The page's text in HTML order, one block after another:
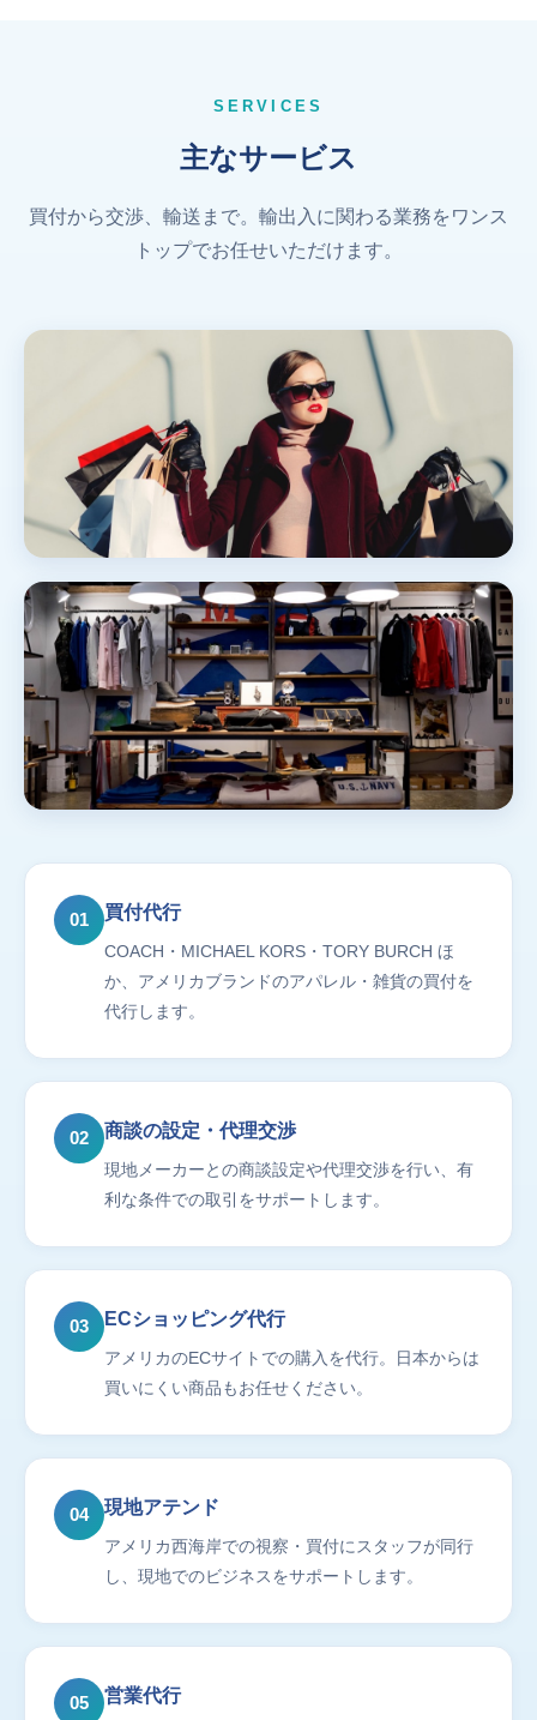
SERVICES
主なサービス
買付から交渉、輸送まで。輸出入に関わる業務をワンス
トップでお任せいただけます。
01 買付代行
COACH・MICHAEL KORS・TORY BURCH ほ
か、アメリカブランドのアパレル・雑貨の買付を
代行します。
02 商談の設定・代理交渉
現地メーカーとの商談設定や代理交渉を行い、有
利な条件での取引をサポートします。
03 ECショッピング代行
アメリカのECサイトでの購入を代行。日本からは
買いにくい商品もお任せください。
04 現地アテンド
アメリカ西海岸での視察・買付にスタッフが同行
し、現地でのビジネスをサポートします。
05 営業代行